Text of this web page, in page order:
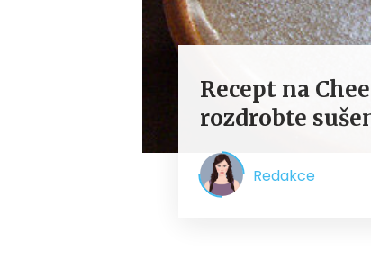
Recept na
rozdrobte
Redakce